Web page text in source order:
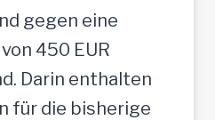
gegen eine
450 EUR
Darin enthalten
für die bisherige